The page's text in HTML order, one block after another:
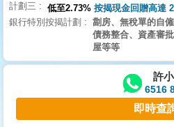
搵
樓/
交
業
主
計劃三 低至2.73% 按揭現金回贈高達
銀行特別按揭計劃
劏房、無稅單的自僱
債務整合、資產審
屋等等
許
6516
即時查